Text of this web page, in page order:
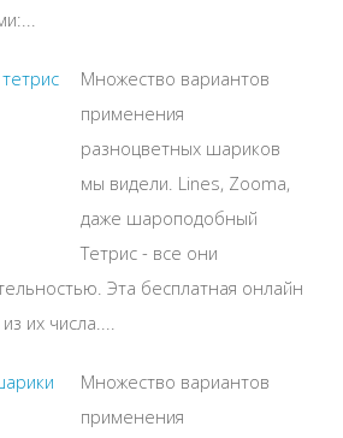
Множество вариантов
применения
разноцветных шариков
мы видели. Lines, Zooma,
даже шароподобный
Тетрис - все они
Эта бесплатная онлайн
их числа....
Множество вариантов
применения